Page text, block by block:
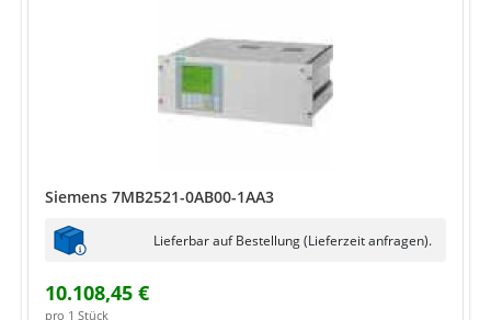
Siemens 7MB2521-0AB00-1AA3
Lieferbar auf Bestellung (Lieferzeit anfragen).
10.108,45 €
pro 1 Stück